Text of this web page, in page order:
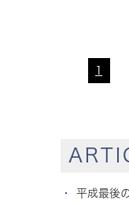
1
平成最後